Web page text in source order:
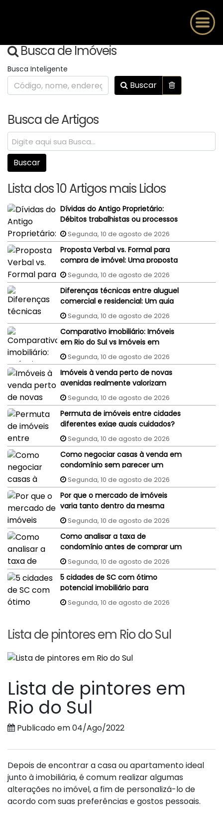
Busca de Imóveis
Busca Inteligente
Buscar
Busca de Artigos
Lista dos 10 Artigos mais Lidos
Dívidas do Antigo Proprietário:
Débitos trabalhistas ou processos
judiciais do vendedor podem
penhorar o imóvel recém-
comprado?
Segunda, 10 de agosto de 2026
Proposta Verbal vs. Formal para
compra de imóvel: Uma proposta
aceita por WhatsApp ou e-mail
tem validade jurídica?
Segunda, 10 de agosto de 2026
Diferenças técnicas entre aluguel
comercial e residencial: Um guia
completo
Segunda, 10 de agosto de 2026
Comparativo imobiliário: Imóveis
em Rio do Sul vs Imóveis em
Florianópolis (interior x capital)
Segunda, 10 de agosto de 2026
Imóveis à venda perto de novas
avenidas realmente valorizam
mais?Segunda, 10 de agosto de 2026
Permuta de imóveis entre cidades
diferentes exige quais cuidados?
Segunda, 10 de agosto de 2026
Como negociar casas à venda em
condomínio sem parecer um
comprador despreparado?
Segunda, 10 de agosto de 2026
Por que o mercado de imóveis
varia tanto dentro da mesma
cidade?
Segunda, 10 de agosto de 2026
Como analisar a taxa de
condomínio antes de comprar um
imóvel?
Segunda, 10 de agosto de 2026
5 cidades de SC com ótimo
potencial imobiliário para
investidores
Segunda, 10 de agosto de 2026
Lista de pintores em Rio do Sul
Lista de pintores em
Rio do Sul
Publicado em 04/Ago/2022
Depois de encontrar a casa ou apartamento ideal
junto à imobiliária, é comum realizar algumas
alterações no imóvel, a fim de personalizá-lo de
acordo com suas preferências e gostos pessoais.